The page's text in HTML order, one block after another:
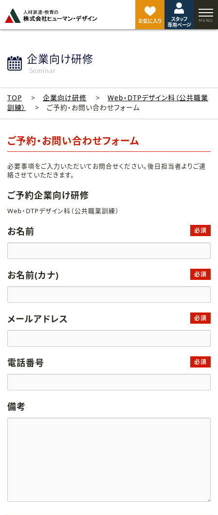
お気に入り
スタッフ
専用ページ
企業向け研修
Seminar
TOP 企業向け研修
Web・DTPデザイン科（公共職業
訓練）
ご予約・お問い合わせフォーム
ご予約・お問い合わせフォーム
必要事項をご入力いただいてお問合せください。後日担当者よりご連
絡させていただきます。
ご予約企業向け研修
Web・DTPデザイン科（公共職業訓練）
お名前 必須
お名前(カナ) 必須
メールアドレス 必須
電話番号 必須
備考
ジ
ト